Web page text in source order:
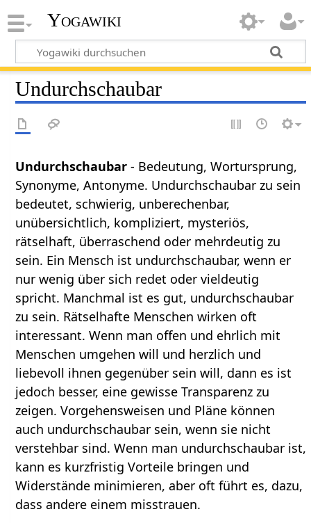
Yogawiki
Undurchschaubar
Undurchschaubar- Bedeutung, Wortursprung,
Synonyme, Antonyme. Undurchschaubar zu sein
bedeutet, schwierig, unberechenbar,
unübersichtlich, kompliziert, mysteriös,
rätselhaft, überraschend oder mehrdeutig zu
sein. Ein Mensch ist undurchschaubar, wenn er
nur wenig über sich redet oder vieldeutig
spricht. Manchmal ist es gut, undurchschaubar
zu sein. Rätselhafte Menschen wirken oft
interessant. Wenn man offen und ehrlich mit
Menschen umgehen will und herzlich und
liebevoll ihnen gegenüber sein will, dann es ist
jedoch besser, eine gewisse Transparenz zu
zeigen. Vorgehensweisen und Pläne können
auch undurchschaubar sein, wenn sie nicht
verstehbar sind. Wenn man undurchschaubar ist,
kann es kurzfristig Vorteile bringen und
Widerstände minimieren, aber oft führt es, dazu,
dass andere einem misstrauen.